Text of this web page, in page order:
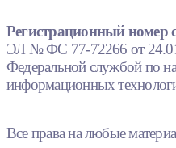
Регистрационный номер
ЭЛ № ФС 77-72266 от
Федеральной службой по
информационных
Все права на любые